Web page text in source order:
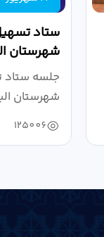
ستاد
شهرستان
جلسه ستاد
شهرستان
125006